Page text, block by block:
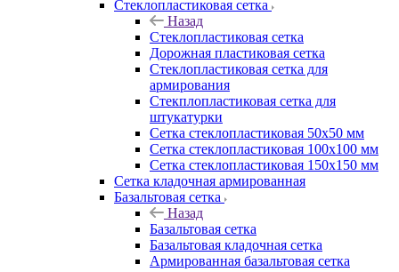
Стеклопластиковая сетка
Назад
Стеклопластиковая сетка
Дорожная пластиковая сетка
Стеклопластиковая сетка для
армирования
Стекплопластиковая сетка для
штукатурки
Сетка стеклопластиковая 50x50 мм
Сетка стеклопластиковая 100x100 мм
Сетка стеклопластиковая 150x150 мм
Сетка кладочная армированная
Базальтовая сетка
Назад
Базальтовая сетка
Базальтовая кладочная сетка
Армированная базальтовая сетка